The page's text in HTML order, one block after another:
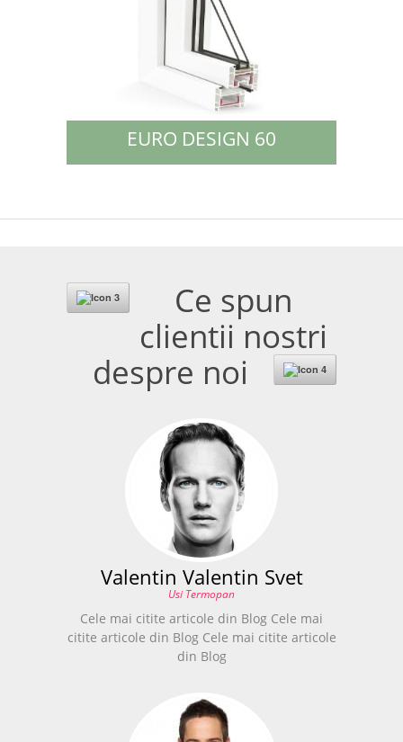
EURO DESIGN 60
Ce spun
clientii nostri
despre noi
Valentin Valentin Svet
Usi Termopan
Cele mai citite articole din Blog Cele mai
citite articole din Blog Cele mai citite articole
din Blog